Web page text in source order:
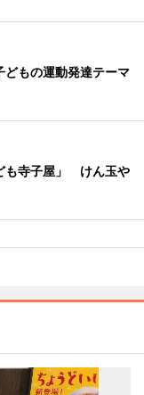
もの運動発達テーマ
も寺子屋」 けん玉や